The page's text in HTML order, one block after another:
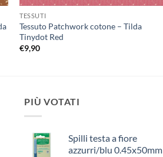
TESSUTI
Tessuto Patchwork cotone – Tilda
Tinydot Red
€9,90
PIÙ VOTATI
Spilli testa a fiore
azzurri/blu 0.45x50mm